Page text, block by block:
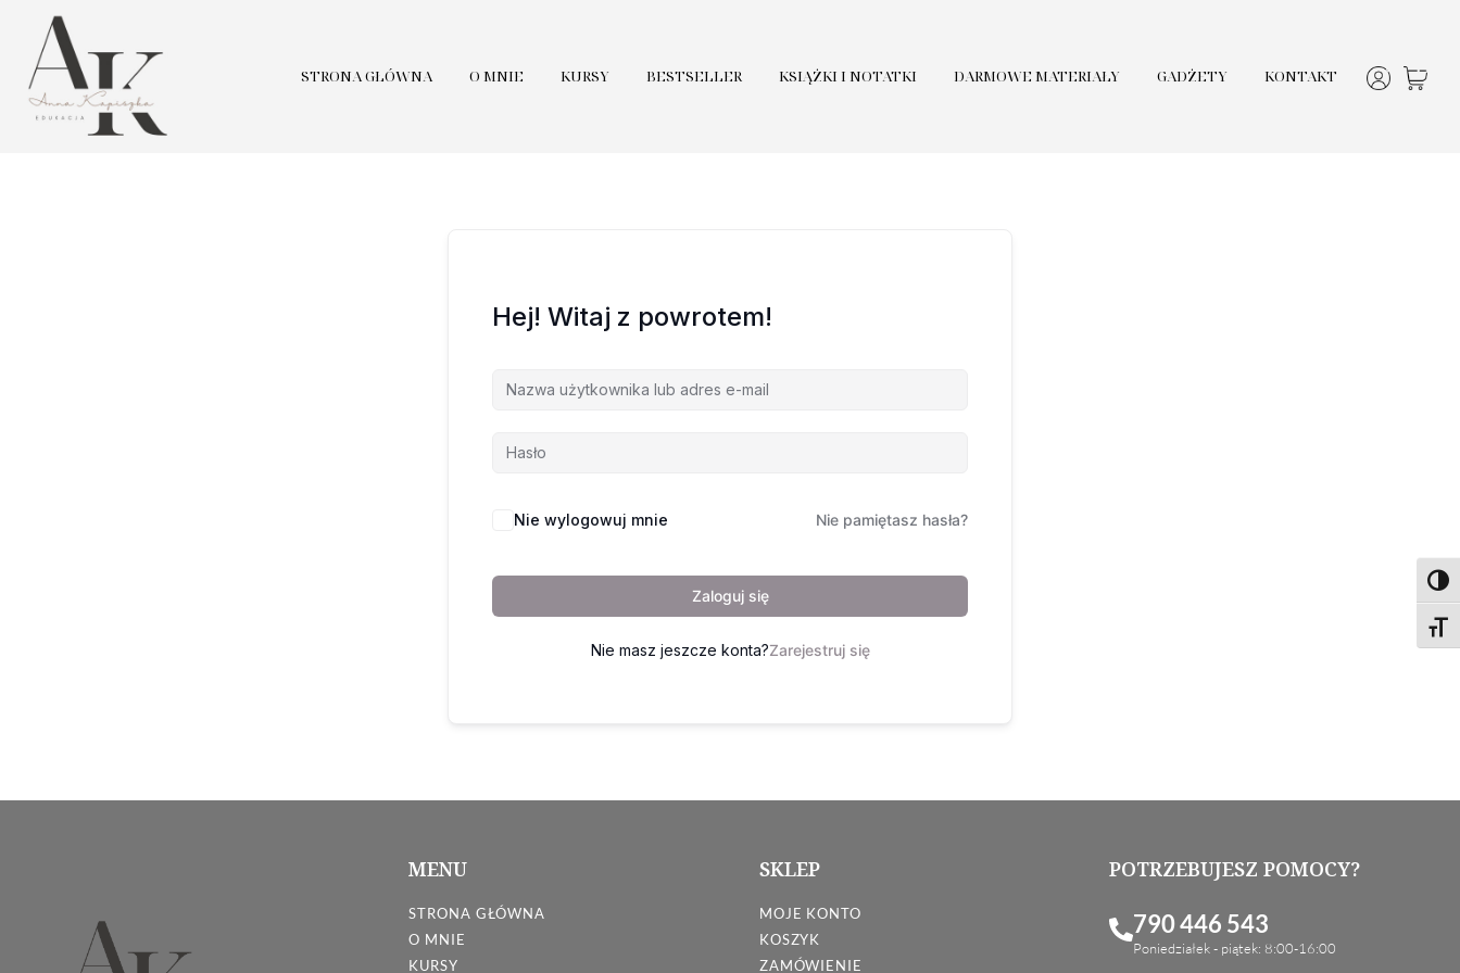
STRONA GŁÓWNA O MNIE KURSY BESTSELLER KSIĄŻKI I NOTATKI DARMOWE MATERIAŁY GADŻETY KONTAKT
Hej! Witaj z powrotem!
Nie wylogowuj mnie Nie pamiętasz hasła?
Zaloguj się
Nie masz jeszcze konta?Zarejestruj się
MENU
STRONA GŁÓWNA
O MNIE
KURSY
SKLEP
MOJE KONTO
KOSZYK
ZAMÓWIENIE
POTRZEBUJESZ POMOCY?
790 446 543
Poniedziałek - piątek: 8:00-16:00